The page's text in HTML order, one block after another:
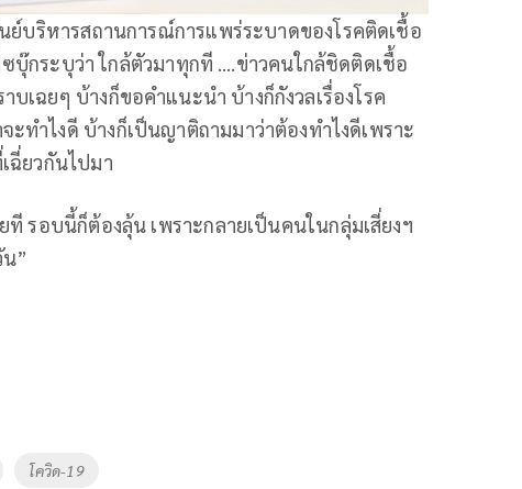
บริหารสถานการณ์การแพร่ระบาดของโรคติดเชื้อ
บุ๊กระบุว่า ใกล้ตัวมาทุกที ….ข่าวคนใกล้ชิดติดเชื้อ
เฉยๆ บ้างก็ขอคำแนะนำ บ้างก็กังวลเรื่องโรค
ทำไงดี บ้างก็เป็นญาติถามมาว่าต้องทำไงดีเพราะ
ฉี่ยวกันไปมา
รอบนี้ก็ต้องลุ้น เพราะกลายเป็นคนในกลุ่มเสี่ยงฯ
”
โควิด-19